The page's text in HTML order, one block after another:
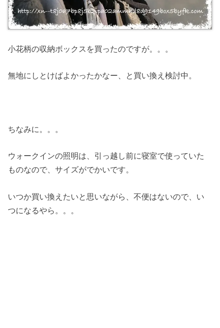
小花柄の収納ボックスを買ったのですが。。。
無地にしとけばよかったかなー、と買い換え検討中。
ちなみに。。。
ウォークインの照明は、引っ越し前に寝室で使っていた
ものなので、サイズがでかいです。
いつか買い換えたいと思いながら、不便はないので、い
つになるやら。。。